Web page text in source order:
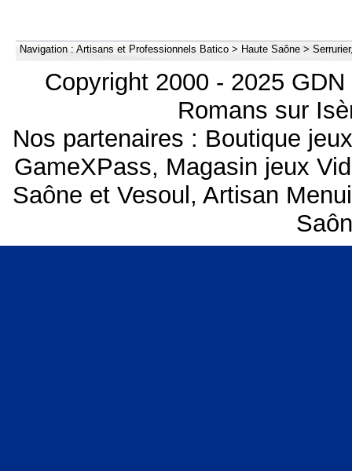
Navigation : Artisans et Professionnels Batico > Haute Saône >
Copyright 2000 - 2025
Romans sur
Nos partenaires : Boutique
GameXPass, Magasin jeux
Saône et Vesoul , Artisan